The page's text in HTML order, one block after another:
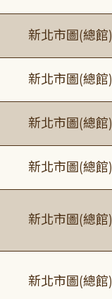
新北市圖(總館)
新北市圖(總館)
新北市圖(總館)
新北市圖(總館)
新北市圖(總館)
新北市圖(總館)